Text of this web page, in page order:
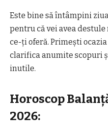
Este bine să întâmpini
pentru că vei avea
ce-ți oferă. Primești
clarifica anumite scopuri
inutile.
Horoscop
2026: